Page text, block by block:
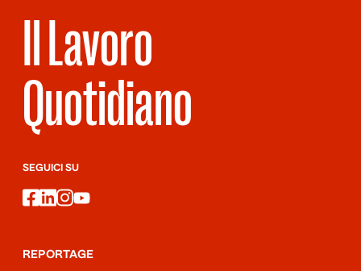
Il Lavoro
Quotidiano
SEGUICI SU
facebook
linkedin
instagram
youtube
REPORTAGE